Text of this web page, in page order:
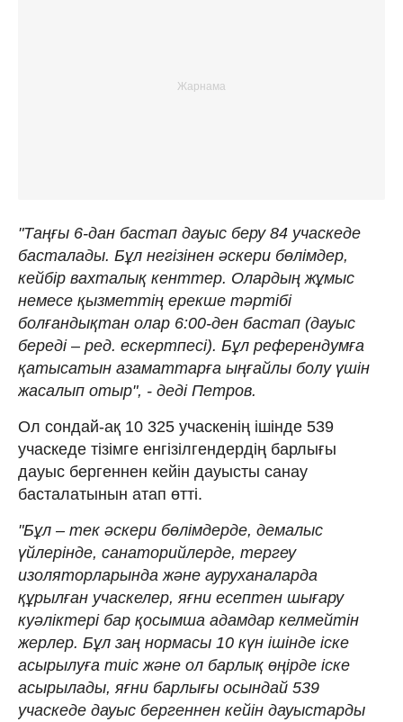
"Таңғы 6-дан бастап дауыс беру 84 учаскеде
басталады. Бұл негізінен әскери бөлімдер,
кейбір вахталық кенттер. Олардың жұмыс
немесе қызметтің ерекше тәртібі
болғандықтан олар 6:00-ден бастап (дауыс
береді – ред. ескертпесі). Бұл референдумға
қатысатын азаматтарға ыңғайлы болу үшін
жасалып отыр", - деді Петров.
Ол сондай-ақ 10 325 учаскенің ішінде 539
учаскеде тізімге енгізілгендердің барлығы
дауыс бергеннен кейін дауысты санау
басталатынын атап өтті.
"Бұл – тек әскери бөлімдерде, демалыс
үйлерінде, санаторийлерде, тергеу
изоляторларында және ауруханаларда
құрылған учаскелер, яғни есептен шығару
куәліктері бар қосымша адамдар келмейтін
жерлер. Бұл заң нормасы 10 күн ішінде іске
асырылуға тиіс және ол барлық өңірде іске
асырылады, яғни барлығы осындай 539
учаскеде дауыс бергеннен кейін дауыстарды